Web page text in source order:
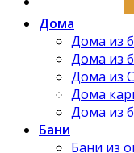
Дома
Дома из
Дома из
Дома из
Дома
Дома из
Бани
Бани из